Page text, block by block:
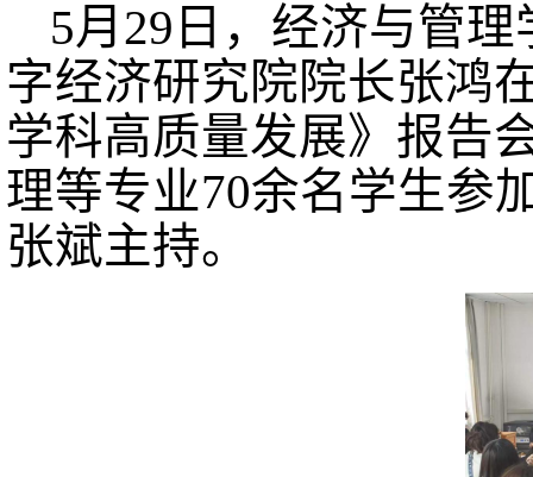
5月29日，经济与管
字经济研究院院长张鸿
学科高质量发展》报告
理等专业70余名学生参
张斌主持。